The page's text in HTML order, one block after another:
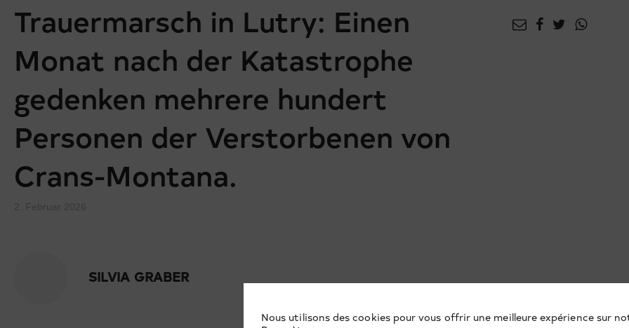
Trauermarsch in Lutry: Einen
Monat nach der Katastrophe
gedenken mehrere hundert
Personen der Verstorbenen von
Crans-Montana.
SILVIA GRABER
Nous utilisons des cookies pour vous offrir une meilleure expérience sur